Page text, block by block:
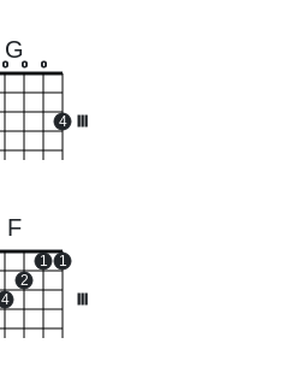
G
o o o
4
F
4
2
1 1